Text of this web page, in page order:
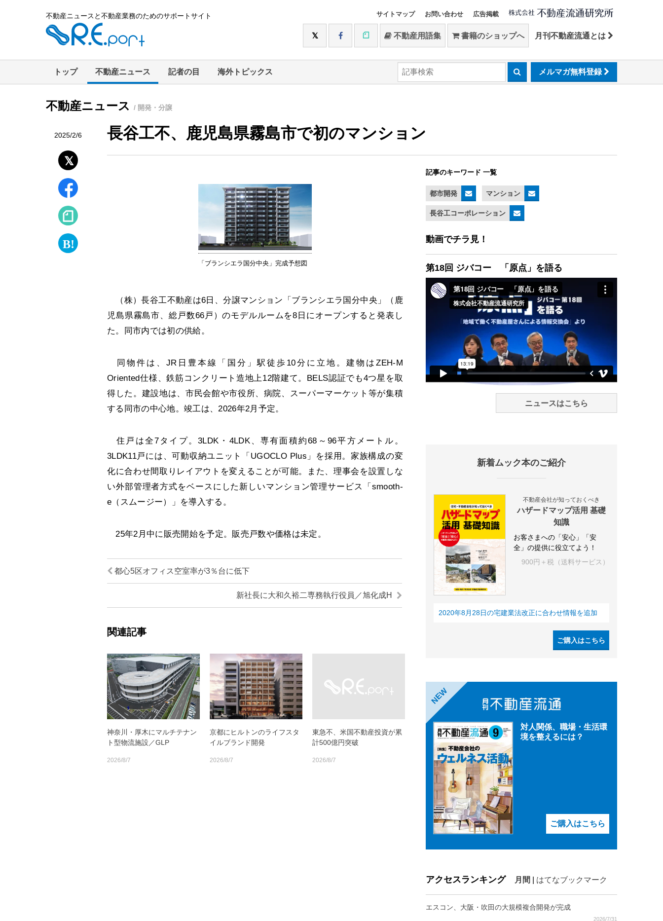
不動産ニュースと不動産業務のためのサポートサイト サイトマップ お問い合わせ 広告掲載
不動産用語集 書籍のショップへ 月刊不動産流通とは
トップ 不動産ニュース 記者の目 海外トピックス メルマガ無料登録
不動産ニュース / 開発・分譲
2025/2/6 長谷工不、鹿児島県霧島市で初のマンション
「ブランシエラ国分中央」完成予想図
（株）長谷工不動産は6日、分譲マンション「ブランシエラ国分中央」（鹿
児島県霧島市、総戸数66戸）のモデルルームを8日にオープンすると発表し
た。同市内では初の供給。
同物件は、JR日豊本線「国分」駅徒歩10分に立地。建物はZEH-M
Oriented仕様、鉄筋コンクリート造地上12階建て。BELS認証でも4つ星を取
得した。建設地は、市民会館や市役所、病院、スーパーマーケット等が集積
する同市の中心地。竣工は、2026年2月予定。
住戸は全7タイプ。3LDK・4LDK、専有面積約68～96平方メートル。
3LDK11戸には、可動収納ユニット「UGOCLO Plus」を採用。家族構成の変
化に合わせ間取りレイアウトを変えることが可能。また、理事会を設置しな
い外部管理者方式をベースにした新しいマンション管理サービス「smooth-
e（スムージー）」を導入する。
25年2月中に販売開始を予定。販売戸数や価格は未定。
都心5区オフィス空室率が3％台に低下
新社長に大和久裕二専務執行役員／旭化成H
関連記事
神奈川・厚木にマルチテナン
ト型物流施設／GLP
2026/8/7
京都にヒルトンのライフスタ
イルブランド開発
2026/8/7
東急不、米国不動産投資が累
計500億円突破
2026/8/7
記事のキーワード 一覧
都市開発 マンション
長谷工コーポレーション
動画でチラ見！
第18回 ジバコー 「原点」を語る
ニュースはこちら
新着ムック本のご紹介
不動産会社が知っておくべき
ハザードマップ活用 基礎
知識
お客さまへの「安心」「安
全」の提供に役立てよう！
900円＋税（送料サービス）
2020年8月28日の宅建業法改正に合わせ情報を追加
ご購入はこちら
NEW
対人関係、職場・生活環
境を整えるには？
ご購入はこちら
アクセスランキング 月間 はてなブックマーク
エスコン、大阪・吹田の大規模複合開発が完成
2026/7/31